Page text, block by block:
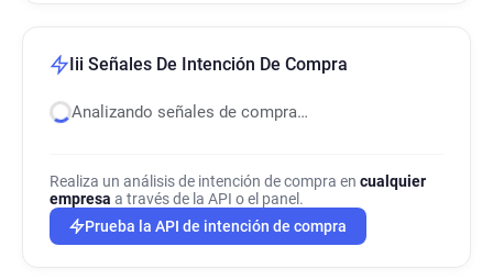
Iii Señales De Intención De Compra
Analizando señales de compra…
Realiza un análisis de intención de compra en cualquier
empresa a través de la API o el panel.
Prueba la API de intención de compra